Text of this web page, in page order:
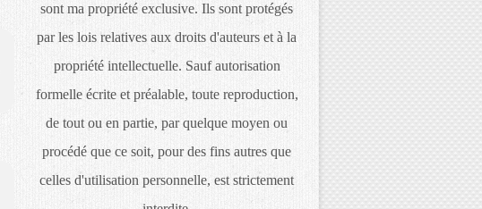
sont ma propriété exclusive. Ils sont protégés
par les lois relatives aux droits d'auteurs et à la
propriété intellectuelle. Sauf autorisation
formelle écrite et préalable, toute reproduction,
de tout ou en partie, par quelque moyen ou
procédé que ce soit, pour des fins autres que
celles d'utilisation personnelle, est strictement